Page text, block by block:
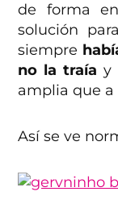
de forma
solución
siempre
no la traía y
amplia que a
Así se ve